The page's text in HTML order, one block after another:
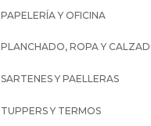
PAPELERÍA Y OFICINA
PLANCHADO, ROPA Y
SARTENES Y PAELLERAS
TUPPERS Y TERMOS